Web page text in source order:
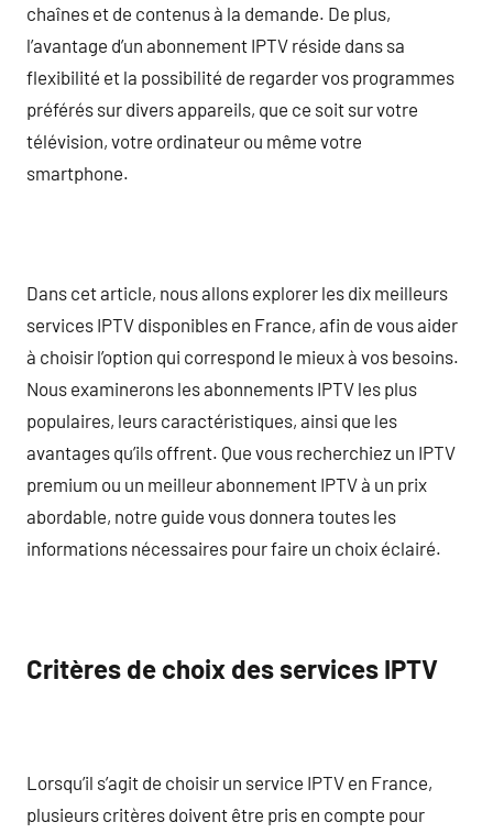
chaînes et de contenus à la demande. De plus,
l’avantage d’un abonnement IPTV réside dans sa
flexibilité et la possibilité de regarder vos programmes
préférés sur divers appareils, que ce soit sur votre
télévision, votre ordinateur ou même votre
smartphone.
Dans cet article, nous allons explorer les dix meilleurs
services IPTV disponibles en France, afin de vous aider
à choisir l’option qui correspond le mieux à vos besoins.
Nous examinerons les abonnements IPTV les plus
populaires, leurs caractéristiques, ainsi que les
avantages qu’ils offrent. Que vous recherchiez un IPTV
premium ou un meilleur abonnement IPTV à un prix
abordable, notre guide vous donnera toutes les
informations nécessaires pour faire un choix éclairé.
Critères de choix des services IPTV
Lorsqu’il s’agit de choisir un service IPTV en France,
plusieurs critères doivent être pris en compte pour